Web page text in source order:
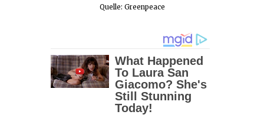
Quelle: Greenpeace